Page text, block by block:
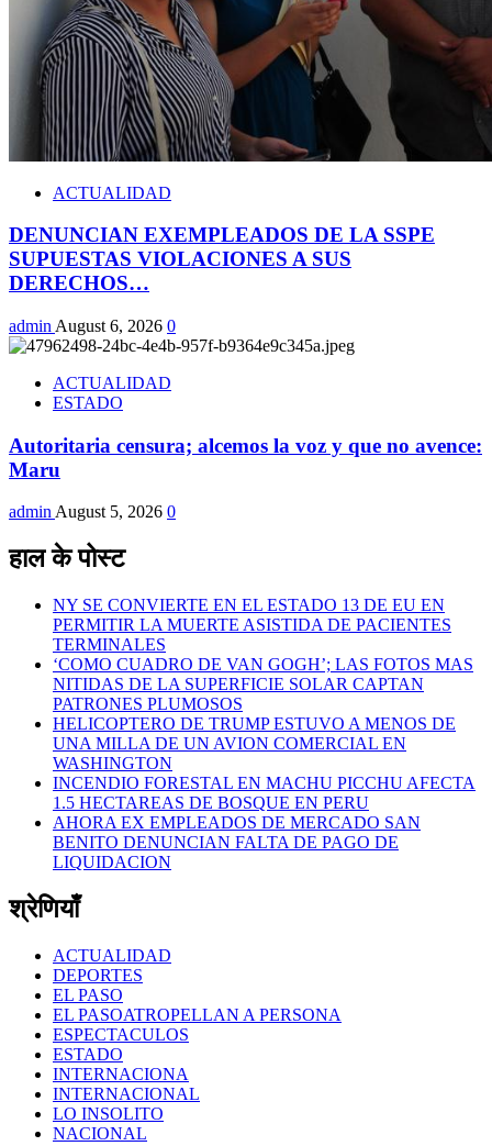
ACTUALIDAD
DENUNCIAN EXEMPLEADOS DE LA SSPE
SUPUESTAS VIOLACIONES A SUS
DERECHOS…
admin August 6, 2026 0
ACTUALIDAD
ESTADO
Autoritaria censura; alcemos la voz y que no avence:
Maru
adminAugust 5, 2026 0
हाल के पोस्ट
NY SE CONVIERTE EN EL ESTADO 13 DE EU EN
PERMITIR LA MUERTE ASISTIDA DE PACIENTES
TERMINALES
‘COMO CUADRO DE VAN GOGH’; LAS FOTOS MAS
NITIDAS DE LA SUPERFICIE SOLAR CAPTAN
PATRONES PLUMOSOS
HELICOPTERO DE TRUMP ESTUVO A MENOS DE
UNA MILLA DE UN AVION COMERCIAL EN
WASHINGTON
INCENDIO FORESTAL EN MACHU PICCHU AFECTA
1.5 HECTAREAS DE BOSQUE EN PERU
AHORA EX EMPLEADOS DE MERCADO SAN
BENITO DENUNCIAN FALTA DE PAGO DE
LIQUIDACION
श्रेणियाँ
ACTUALIDAD
DEPORTES
EL PASO
EL PASOATROPELLAN A PERSONA
ESPECTACULOS
ESTADO
INTERNACIONA
INTERNACIONAL
LO INSOLITO
NACIONAL